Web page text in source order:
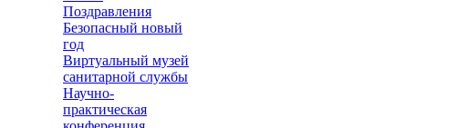
Поздравления
Безопасный новый
год
Виртуальный музей
санитарной службы
Научно-
практическая